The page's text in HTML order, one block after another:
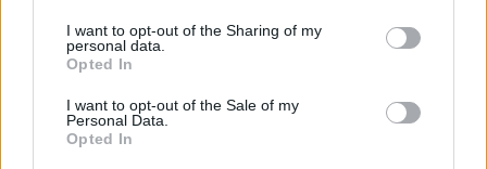
not limited to your visit or usage behaviour. You may click to
grant or deny consent to Google and its third-party tags to
use your data for below specified purposes in below Google
consent section.
I want to opt-out of the Sharing of my
personal data.
Opted In
I want to opt-out of the Sale of my
Personal Data.
Opted In
A Videotonnál 2015 októberében nevezték ki, a nem
túl szép emlékű Bernard Casoni távozását, majd
Pető Tamás ideiglenes edzősködését követően, de
megint hiába szerzett a Vidi ezüstérmet (21 ponttal
az FTC mögött), Horváth munkáját megköszönték,